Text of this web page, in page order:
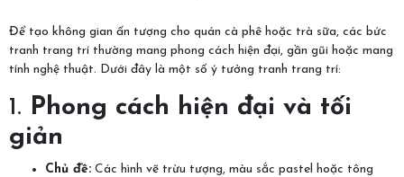
Để tạo không gian ấn tượng cho quán cà phê hoặc trà sữa, các bức
tranh trang trí thường mang phong cách hiện đại, gần gũi hoặc mang
tính nghệ thuật. Dưới đây là một số ý tưởng tranh trang trí:
1. Phong cách hiện đại và tối
giản
Chủ đề: Các hình vẽ trừu tượng, màu sắc pastel hoặc tông